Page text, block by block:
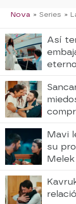
Nova » Series »
Así
eterno
Mavi
su